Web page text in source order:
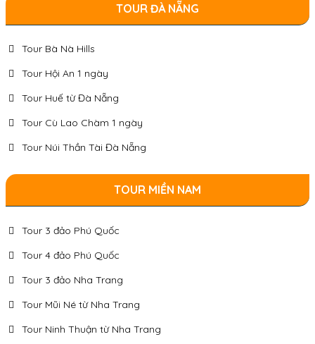
TOUR ĐÀ NẴNG
Tour Bà Nà Hills
Tour Hội An 1 ngày
Tour Huế từ Đà Nẵng
Tour Cù Lao Chàm 1 ngày
Tour Núi Thần Tài Đà Nẵng
TOUR MIỀN NAM
Tour 3 đảo Phú Quốc
Tour 4 đảo Phú Quốc
Tour 3 đảo Nha Trang
Tour Mũi Né từ Nha Trang
Tour Ninh Thuận từ Nha Trang